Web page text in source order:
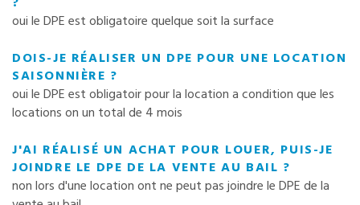
oui le DPE est obligatoire quelque soit la surface
DOIS-JE RÉALISER UN DPE POUR UNE LOCATION
SAISONNIÈRE ?
oui le DPE est obligatoir pour la location a condition que les
locations on un total de 4 mois
J'AI RÉALISÉ UN ACHAT POUR LOUER, PUIS-JE
JOINDRE LE DPE DE LA VENTE AU BAIL ?
non lors d'une location ont ne peut pas joindre le DPE de la